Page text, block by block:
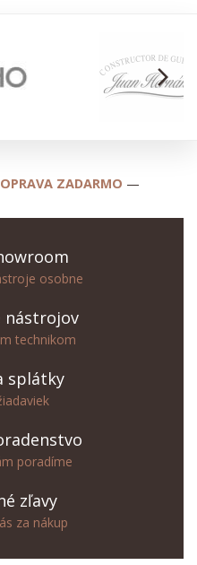
arrow_forward_ios
ZADARMO —
osobne
nástrojov
technikom
splátky
poradíme
zľavy
za nákup